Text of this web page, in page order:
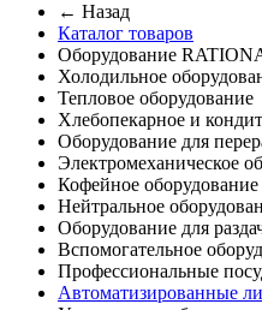
← Назад
Каталог товаров
Оборудование
Холодильное
Тепловое оборудование
Хлебопекарное и
Оборудование для
Электромеханическое
Кофейное оборудование
Нейтральное
Оборудование для
Вспомогательное
Профессиональные
Автоматизированные